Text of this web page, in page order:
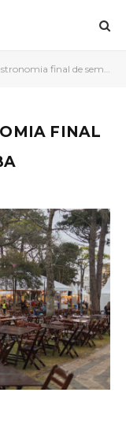
final de semana em Curitiba"
FINAL